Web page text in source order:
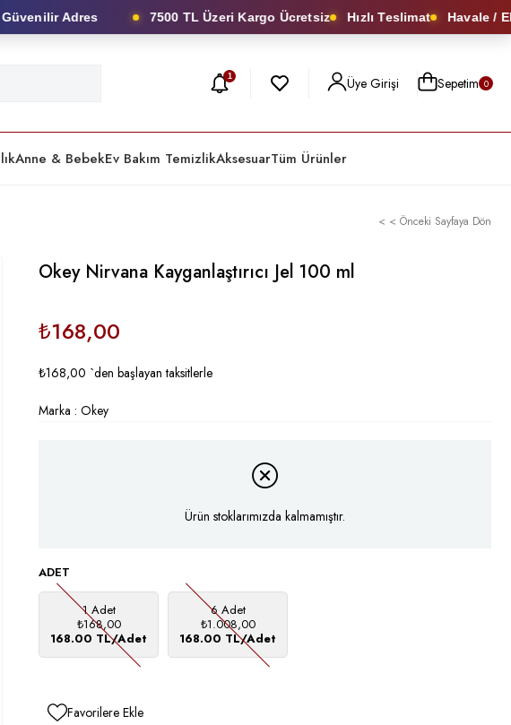
Adres 7500 TL Üzeri Kargo Ücretsiz Hızlı Teslimat Havale /
1 Üye Girişi Sepetim 0
Anne & BebekEv Bakım TemizlikAksesuarTüm Ürünler
< < Önceki Sayfaya Dön
Okey Nirvana Kayganlaştırıcı Jel 100 ml
₺168,00
₺168,00 `den başlayan taksitlerle
Marka : Okey
Ürün stoklarımızda kalmamıştır.
ADET
1 Adet
₺168,00
168.00 TL/Adet
6 Adet
₺1.008,00
168.00 TL/Adet
Favorilere Ekle